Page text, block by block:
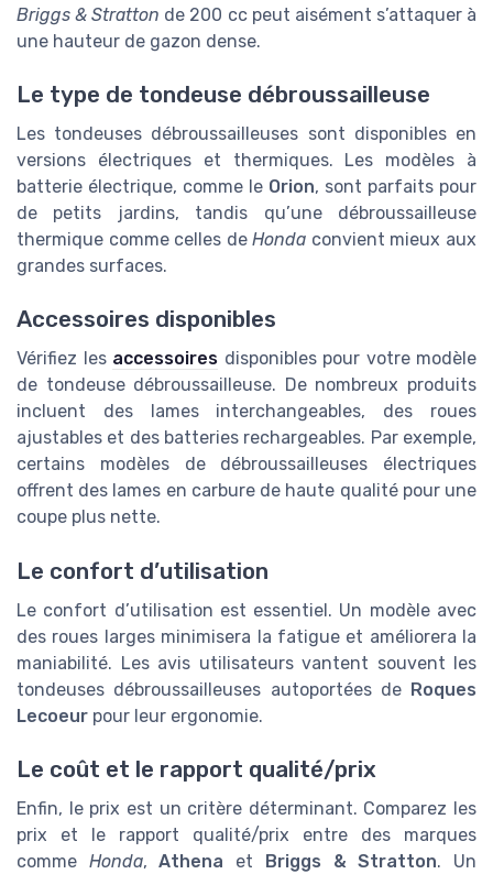
Briggs & Stratton de 200 cc peut aisément s’attaquer à
une hauteur de gazon dense.
Le type de tondeuse débroussailleuse
Les tondeuses débroussailleuses sont disponibles en
versions électriques et thermiques. Les modèles à
batterie électrique, comme le Orion, sont parfaits pour
de petits jardins, tandis qu’une débroussailleuse
thermique comme celles deHonda convient mieux aux
grandes surfaces.
Accessoires disponibles
Vérifiez les accessoires disponibles pour votre modèle
de tondeuse débroussailleuse. De nombreux produits
incluent des lames interchangeables, des roues
ajustables et des batteries rechargeables. Par exemple,
certains modèles de débroussailleuses électriques
offrent des lames en carbure de haute qualité pour une
coupe plus nette.
Le confort d’utilisation
Le confort d’utilisation est essentiel. Un modèle avec
des roues larges minimisera la fatigue et améliorera la
maniabilité. Les avis utilisateurs vantent souvent les
tondeuses débroussailleuses autoportées de Roques
Lecoeur pour leur ergonomie.
Le coût et le rapport qualité/prix
Enfin, le prix est un critère déterminant. Comparez les
prix et le rapport qualité/prix entre des marques
comme Honda,Athena et Briggs & Stratton. Un